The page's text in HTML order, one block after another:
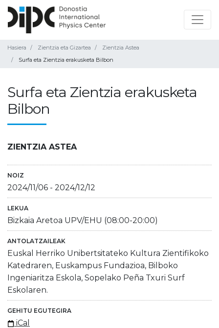
Hasiera Zientzia eta Gizartea
Zientzia Astea
Surfa eta Zientzia erakusketa Bilbon
Surfa eta Zientzia erakusketa
Bilbon
ZIENTZIA ASTEA
NOIZ
2024/11/06 - 2024/12/12
LEKUA
Bizkaia Aretoa UPV/EHU (08:00-20:00)
ANTOLATZAILEAK
Euskal Herriko Unibertsitateko Kultura Zientifikoko
Katedraren, Euskampus Fundazioa, Bilboko
Ingeniaritza Eskola, Sopelako Peña Txuri Surf
Eskolaren.
GEHITU EGUTEGIRA
iCal